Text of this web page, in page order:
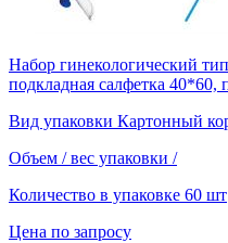
Набор гинекологический
подкладная салфетка
Вид упаковки Картонный
Объем / вес упаковки /
Количество в упаковке 60 шт
Цена по запросу